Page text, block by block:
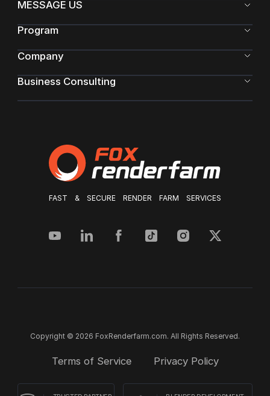
FAST & SECURE RENDER FARM SERVICES
MESSAGE US
Program
Company
Business Consulting
Copyright © 2026 FoxRenderfarm.com. All Rights Reserved.
Terms of Service Privacy Policy